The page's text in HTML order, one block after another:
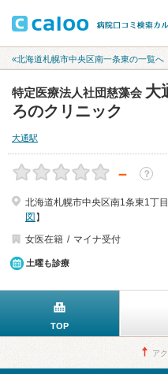
«北海道札幌市中央区南一条東の一覧へ
特定医療法人社団慈藻会 大
ろのクリニック
大通駅
－ ？
北海道札幌市中央区南1条東1丁
図 】
女医在籍
マイナ受付
土曜も診療
TOP
ア